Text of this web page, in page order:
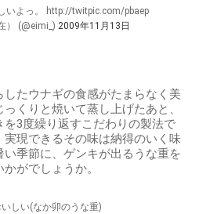
いよっ。 http://twitpic.com/pbaep
） (@eimi_) 2009年11月13日
たウナギの食感がたまらなく美
くりと焼いて蒸し上げたあと、
3度繰り返すこだわりの製法で
現できるその味は納得のいく味
季節に、ゲンキが出るうな重を
がでしょうか。
しい(なか卯のうな重)